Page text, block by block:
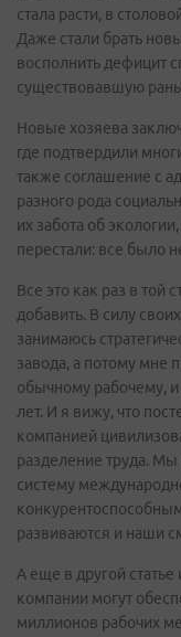
стала расти, в
Даже стали брать
восполнить дефицит
существовавшую
Новые хозяева
где подтвердили
также соглашение с
разного рода
их забота об
перестали: все было
Все это как раз в той
добавить. В силу
занимаюсь
завода, а потому мне
обычному рабочему, и
лет. И я вижу, что
компанией
разделение труда. Мы
систему
развиваются и наши
А еще в другой
компании могут
миллионов рабочих